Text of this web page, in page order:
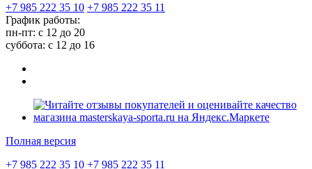
+7 985 222 35 10 +7 985 222 35 11
График работы:
пн-пт: с 12 до 20
суббота: c 12 до 16
Полная версия
+7 985 222 35 10 +7 985 222 35 11